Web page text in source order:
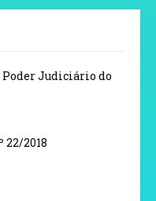
Judiciário do
22/2018